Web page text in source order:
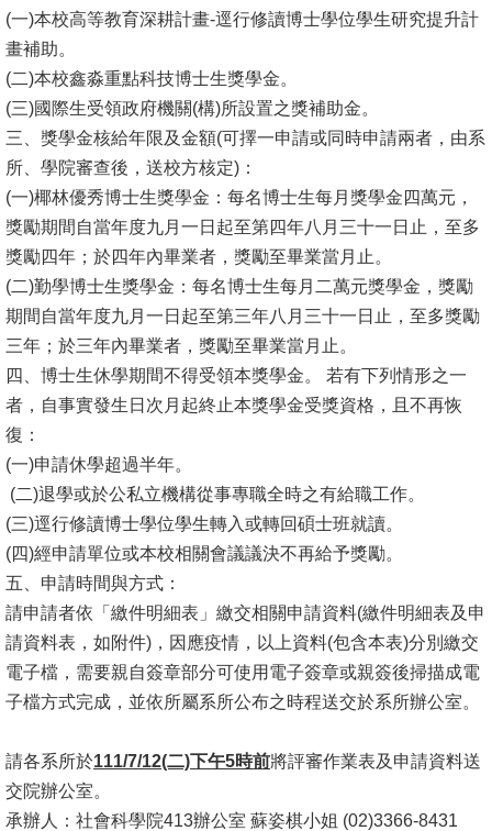
公
告
國
際
化
高
教
深
耕
辦
法
及
文
件
心
輔
&
學
輔
捐
款
資
(一)本校高等教育深耕計畫-逕行修讀博士學位學生研究提升計
畫補助。
(二)本校鑫淼重點科技博士生獎學金。
(三)國際生受領政府機關(構)所設置之獎補助金。
三、獎學金核給年限及金額(可擇一申請或同時申請兩者，由系
所、學院審查後，送校方核定)：
(一)椰林優秀博士生獎學金：每名博士生每月獎學金四萬元，
獎勵期間自當年度九月一日起至第四年八月三十一日止，至多
獎勵四年；於四年內畢業者，獎勵至畢業當月止。
(二)勤學博士生獎學金：每名博士生每月二萬元獎學金，獎勵
期間自當年度九月一日起至第三年八月三十一日止，至多獎勵
三年；於三年內畢業者，獎勵至畢業當月止。
四、博士生休學期間不得受領本獎學金。 若有下列情形之一
者，自事實發生日次月起終止本獎學金受獎資格，且不再恢
復：
(一)申請休學超過半年。
(二)退學或於公私立機構從事專職全時之有給職工作。
(三)逕行修讀博士學位學生轉入或轉回碩士班就讀。
(四)經申請單位或本校相關會議議決不再給予獎勵。
五、申請時間與方式：
請申請者依「繳件明細表」繳交相關申請資料(繳件明細表及申
請資料表，如附件)，因應疫情，以上資料(包含本表)分別繳交
電子檔，需要親自簽章部分可使用電子簽章或親簽後掃描成電
子檔方式完成，並依所屬系所公布之時程送交於系所辦公室。
請各系所於111/7/12(二)下午5時前將評審作業表及申請資料送
交院辦公室。
承辦人：社會科學院413辦公室 蘇姿棋小姐 (02)3366-8431